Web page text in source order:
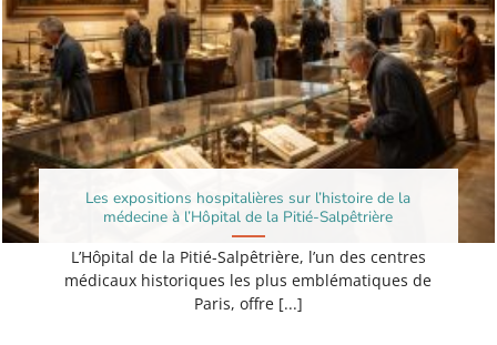
Les expositions hospitalières sur l’histoire de la
médecine à l’Hôpital de la Pitié-Salpêtrière
L’Hôpital de la Pitié-Salpêtrière, l’un des centres
médicaux historiques les plus emblématiques de
Paris, offre [...]